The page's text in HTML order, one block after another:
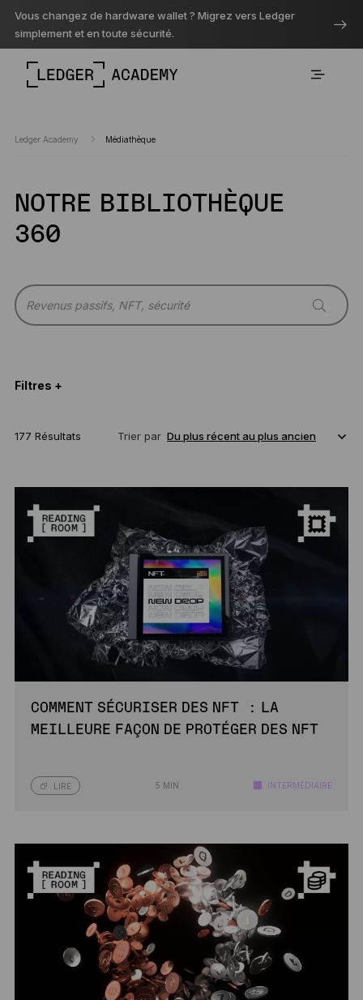
Vous changez de hardware wallet ? Migrez vers Ledger
simplement et en toute sécurité.
Ledger Academy Médiathèque
NOTRE BIBLIOTHÈQUE
360
Filtres +
177 Résultats Trier par
COMMENT SÉCURISER DES NFT : LA
MEILLEURE FAÇON DE PROTÉGER DES NFT
LIRE 5 MIN INTERMÉDIAIRE